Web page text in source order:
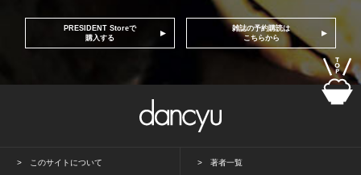
PRESIDENT Storeで
購入する
雑誌の予約購読は
こちらから
このサイトについて 著者一覧